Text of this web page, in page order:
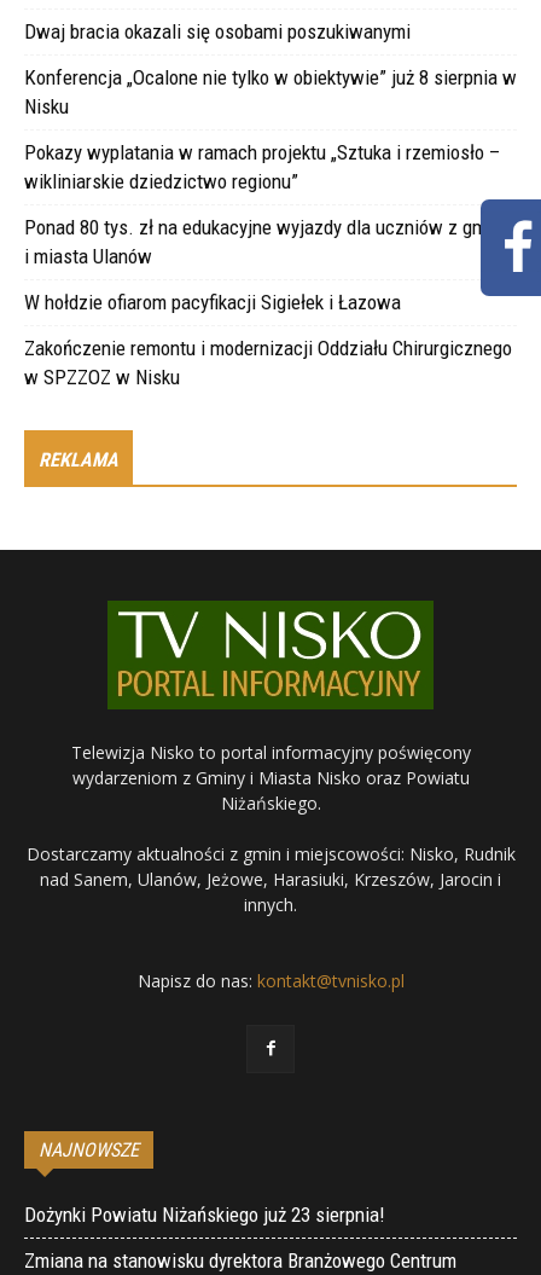
Dwaj bracia okazali się osobami poszukiwanymi
Konferencja „Ocalone nie tylko w obiektywie” już 8 sierpnia w
Nisku
Pokazy wyplatania w ramach projektu „Sztuka i rzemiosło –
wikliniarskie dziedzictwo regionu”
Ponad 80 tys. zł na edukacyjne wyjazdy dla uczniów z gminy
i miasta Ulanów
W hołdzie ofiarom pacyfikacji Sigiełek i Łazowa
Zakończenie remontu i modernizacji Oddziału Chirurgicznego
w SPZZOZ w Nisku
REKLAMA
Telewizja Nisko to portal informacyjny poświęcony
wydarzeniom z Gminy i Miasta Nisko oraz Powiatu
Niżańskiego.
Dostarczamy aktualności z gmin i miejscowości: Nisko, Rudnik
nad Sanem, Ulanów, Jeżowe, Harasiuki, Krzeszów, Jarocin i
innych.
Napisz do nas: kontakt@tvnisko.pl
NAJNOWSZE
Dożynki Powiatu Niżańskiego już 23 sierpnia!
Zmiana na stanowisku dyrektora Branżowego Centrum